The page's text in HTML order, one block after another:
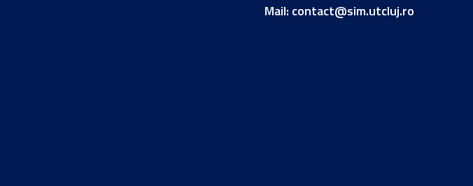
Mail: contact@sim.utcluj.ro